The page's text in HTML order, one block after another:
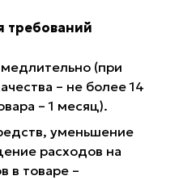
требований
(при
– не более 14
– 1 месяц).
уменьшение
расходов на
в товаре –